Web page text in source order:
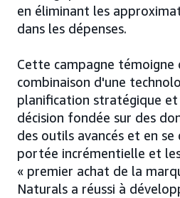
en éliminant les
dans les dépenses.
Cette campagne témoigne
combinaison d'une
planification stratégique et
décision fondée sur des
des outils avancés et en
portée incrémentielle et
« premier achat de la
Naturals a réussi à